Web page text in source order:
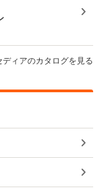
ディアのカタログを見る